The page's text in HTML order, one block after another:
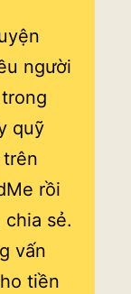
người
quỹ
rồi
sẻ.
vấn
tiền